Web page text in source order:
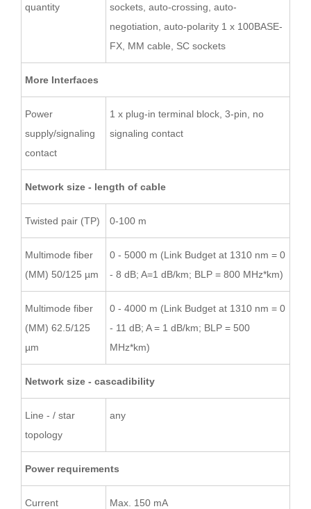
quantity
sockets, auto-crossing, auto-
negotiation, auto-polarity 1 x 100BASE-
FX, MM cable, SC sockets
More Interfaces
Power
supply/signaling
contact
1 x plug-in terminal block, 3-pin, no
signaling contact
Network size - length of cable
Twisted pair (TP) 0-100 m
Multimode fiber
(MM) 50/125 µm
0 - 5000 m (Link Budget at 1310 nm = 0
- 8 dB; A=1 dB/km; BLP = 800 MHz*km)
Multimode fiber
(MM) 62.5/125
µm
0 - 4000 m (Link Budget at 1310 nm = 0
- 11 dB; A = 1 dB/km; BLP = 500
MHz*km)
Network size - cascadibility
Line - / star
topology
any
Power requirements
Current
Max. 150 mA